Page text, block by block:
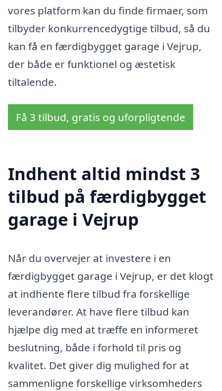
vores platform kan du finde firmaer, som
tilbyder konkurrencedygtige tilbud, så du
kan få en færdigbygget garage i Vejrup,
der både er funktionel og æstetisk
tiltalende.
Få 3 tilbud, gratis og uforpligtende
Indhent altid mindst 3
tilbud på færdigbygget
garage i Vejrup
Når du overvejer at investere i en
færdigbygget garage i Vejrup, er det klogt
at indhente flere tilbud fra forskellige
leverandører. At have flere tilbud kan
hjælpe dig med at træffe en informeret
beslutning, både i forhold til pris og
kvalitet. Det giver dig mulighed for at
sammenligne forskellige virksomheders